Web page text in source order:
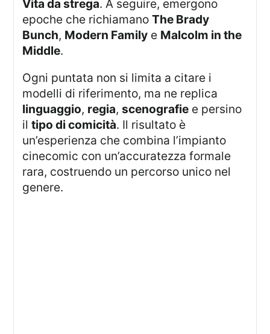
Vita da strega. A seguire, emergono
epoche che richiamanoThe Brady
Bunch, Modern Family e Malcolm in the
Middle.
Ogni puntata non si limita a citare i
modelli di riferimento, ma ne replica
linguaggio, regia,scenografie e persino
iltipo di comicità. Il risultato è
un’esperienza che combina l’impianto
cinecomic con un’accuratezza formale
rara, costruendo un percorso unico nel
genere.